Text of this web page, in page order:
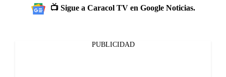
📺 Sigue a Caracol TV en Google Noticias.
PUBLICIDAD